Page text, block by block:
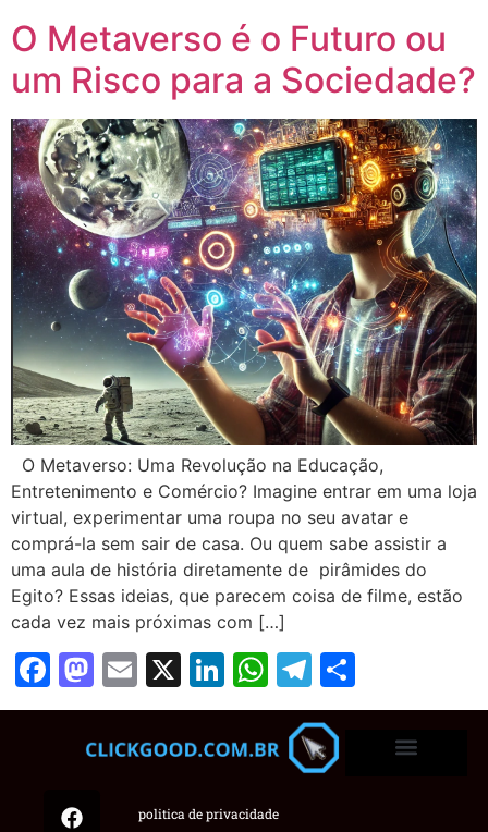
O Metaverso é o Futuro ou
um Risco para a Sociedade?
O Metaverso: Uma Revolução na Educação,
Entretenimento e Comércio? Imagine entrar em uma loja
virtual, experimentar uma roupa no seu avatar e
comprá-la sem sair de casa. Ou quem sabe assistir a
uma aula de história diretamente de pirâmides do
Egito? Essas ideias, que parecem coisa de filme, estão
cada vez mais próximas com […]
Facebook
Mastodon
Email
X LinkedIn
WhatsApp
Telegram
politica de privacidade